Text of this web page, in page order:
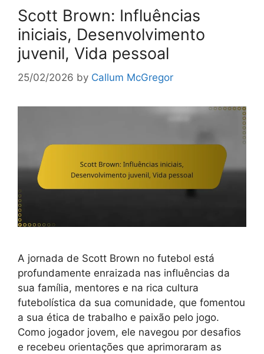
Scott Brown: Influências
iniciais, Desenvolvimento
juvenil, Vida pessoal
25/02/2026 by Callum McGregor
A jornada de Scott Brown no futebol está
profundamente enraizada nas influências da
sua família, mentores e na rica cultura
futebolística da sua comunidade, que fomentou
a sua ética de trabalho e paixão pelo jogo.
Como jogador jovem, ele navegou por desafios
e recebeu orientações que aprimoraram as